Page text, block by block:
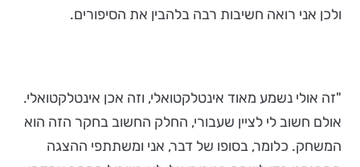
ולכן אני רואה חשיבות רבה בלהבין את הסיפורים.
"זה אולי נשמע מאוד אינטלקטואלי, וזה אכן אינטלקטואלי.
אולם חשוב לי לציין שעבורי, החלק החשוב בחקר הזה הוא
המשחק. כלומר, בסופו של דבר, אני ומשתתפי ההצגה